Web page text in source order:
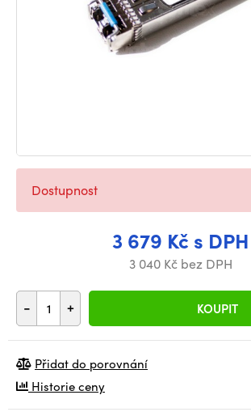
3 679 Kč s DPH
3 040 Kč bez DPH
- + KOUPIT
Dostupnost
Přidat do porovnání
Historie ceny